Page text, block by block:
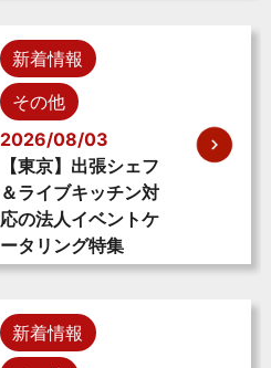
新着情報
その他
2026/08/03
【東京】出張シェフ
＆ライブキッチン対
応の法人イベントケ
ータリング特集
新着情報